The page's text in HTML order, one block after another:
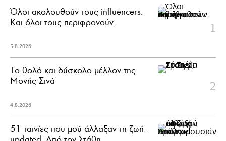
Όλοι ακολουθούν τους influencers.
Και όλοι τους περιφρονούν.
5.8.2026
Το θολό και δύσκολο μέλλον της
Μονής Σινά
4.8.2026
51 ταινίες που μού άλλαξαν τη ζωή-